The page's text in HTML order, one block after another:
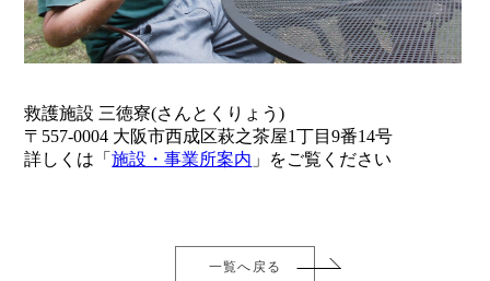
救護施設 三徳寮(さんとくりょう)
〒557-0004 大阪市西成区萩之茶屋1丁目9番14号
詳しくは「施設・事業所案内 」をご覧ください
一覧へ戻る